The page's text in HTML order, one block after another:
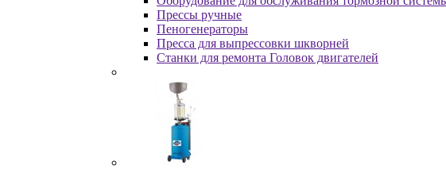
Пpeccы pучныe
Пеногенераторы
Пресса для выпрессовки шкворней
Станки для ремонта Головок двигателей